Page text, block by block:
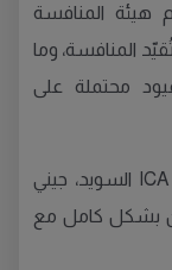
هيئة المنافسة
بدراسة ما إذا كانت هذه الشراكات لدى ICA تُقيّد المنافسة، وما
محتملة على
من جهتها، قالت المتحدثة الصحفية باسم ICA السويد، جيني
بشكل كامل مع